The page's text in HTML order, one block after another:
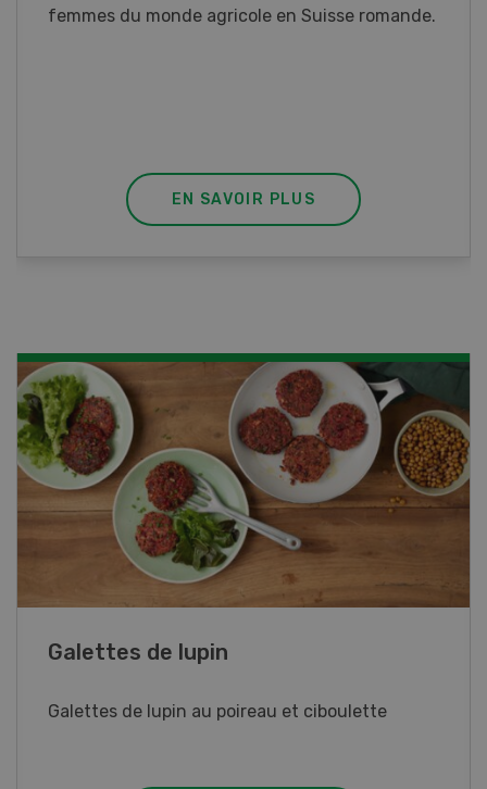
Ce cours vous équipe du savoir nécessaire. Si
EN SAVOIR PLUS
Rouleaux de printemps
Rouleaux de printemps aux poulet